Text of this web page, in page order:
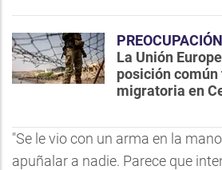
PREOCUPACIÓN
La Unión
posición
migratoria en
"Se le vio con un arma en la
apuñalar a nadie. Parece que